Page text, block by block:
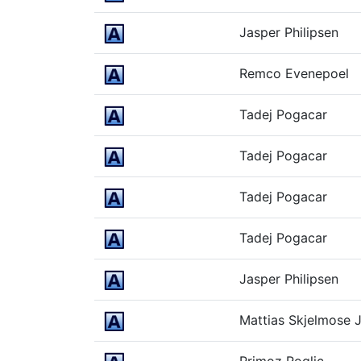
Jasper Philipsen
Remco Evenepoel
Tadej Pogacar
Tadej Pogacar
Tadej Pogacar
Tadej Pogacar
Jasper Philipsen
Mattias Skjelmose